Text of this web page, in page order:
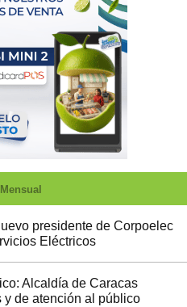
Mensual
presidente de Corpoelec
Eléctricos
Alcaldía de Caracas
y de atención al público